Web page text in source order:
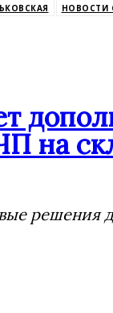
НОВОСТИ
на
решения